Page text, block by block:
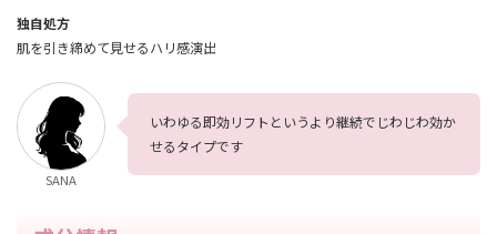
独自処方
肌を引き締めて見せるハリ感演出
SANA
いわゆる即効リフトというより継続でじわじわ効か
せるタイプです